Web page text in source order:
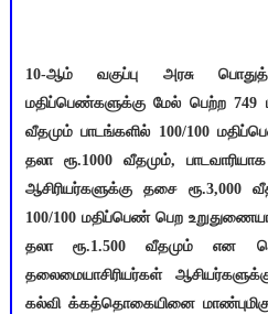
10-ஆம் வகுப்பு அரசு
மதிப்பெண்களுக்கு மேல் பெற்ற 749
வீதமும் பாடங்களில் 100/100
தலா ரூ.1000 வீதமும்,
ஆசிரியர்களுக்கு தசை ரூ.3,000
100/100 மதிப்பெண் பெற
தலா ரூ.1.500 வீதமும் என
தலைமையாசிரியர்கள்
கல்வி க்கத்தொகையினை